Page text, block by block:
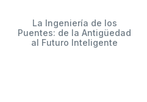
La Ingeniería de los
Puentes: de la Antigüedad
al Futuro Inteligente